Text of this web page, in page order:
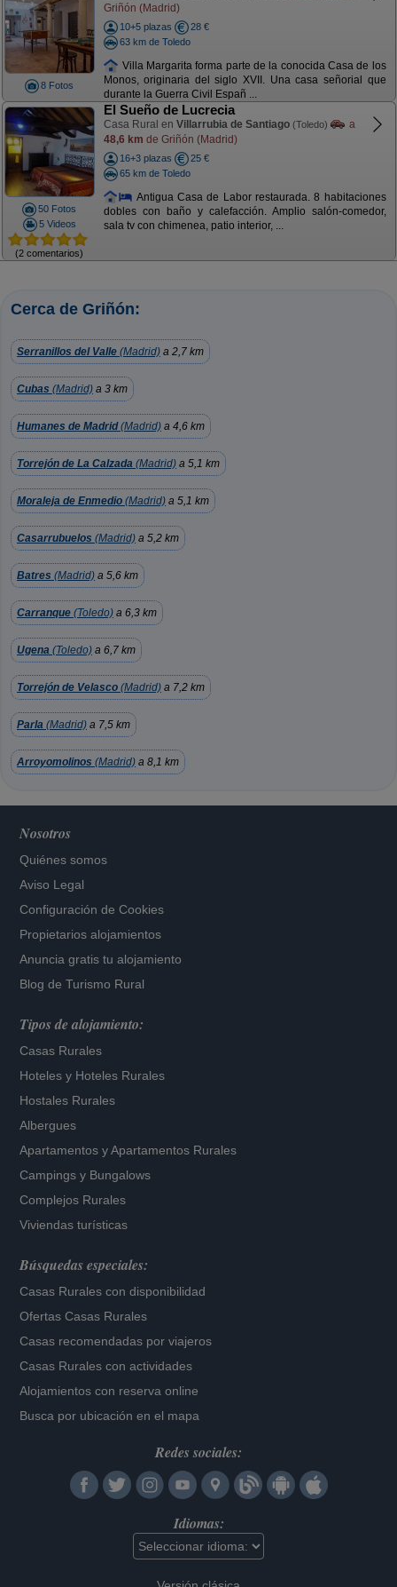
8 Fotos
Griñón (Madrid)
10+5 plazas
28 €
63 km de Toledo
Villa Margarita forma parte de la conocida Casa de los
Monos, originaria del siglo XVII. Una casa señorial que
durante la Guerra Civil Españ ...
50 Fotos
5 Videos
(2 comentarios)
El Sueño de Lucrecia
Casa Rural en Villarrubia de Santiago (Toledo)
a
48,6 km de Griñón (Madrid)
16+3 plazas
25 €
65 km de Toledo
Antigua Casa de Labor restaurada. 8 habitaciones
dobles con baño y calefacción. Amplio salón-comedor,
sala tv con chimenea, patio interior, ...
Cerca de Griñón:
Serranillos del Valle (Madrid) a 2,7 km
Cubas (Madrid) a 3 km
Humanes de Madrid(Madrid) a 4,6 km
Torrejón de La Calzada (Madrid) a 5,1 km
Moraleja de Enmedio (Madrid) a 5,1 km
Casarrubuelos (Madrid) a 5,2 km
Batres (Madrid) a 5,6 km
Carranque (Toledo) a 6,3 km
Ugena (Toledo) a 6,7 km
Torrejón de Velasco (Madrid) a 7,2 km
Parla (Madrid) a 7,5 km
Arroyomolinos (Madrid) a 8,1 km
Nosotros
Quiénes somos
Aviso Legal
Configuración de Cookies
Propietarios alojamientos
Anuncia gratis tu alojamiento
Blog de Turismo Rural
Tipos de alojamiento:
Casas Rurales
Hoteles y Hoteles Rurales
Hostales Rurales
Albergues
Apartamentos yApartamentos Rurales
Campings y Bungalows
Complejos Rurales
Viviendas turísticas
Búsquedas especiales:
Casas Rurales con disponibilidad
Ofertas Casas Rurales
Casas recomendadas por viajeros
Casas Rurales con actividades
Alojamientos con reserva online
Busca por ubicación en el mapa
Redes sociales:
Idiomas: